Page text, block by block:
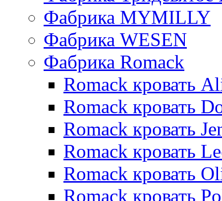
Фабрика MYMILLY
Фабрика WESEN
Фабрика Romack
Romack кровать
Romack кровать
Romack кровать
Romack кровать
Romack кровать
Romack кровать